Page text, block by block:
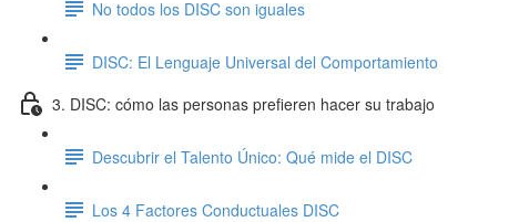
No todos los DISC son iguales
DISC: El Lenguaje Universal del Comportamiento
3. DISC: cómo las personas prefieren hacer su trabajo
Descubrir el Talento Único: Qué mide el DISC
Los 4 Factores Conductuales DISC